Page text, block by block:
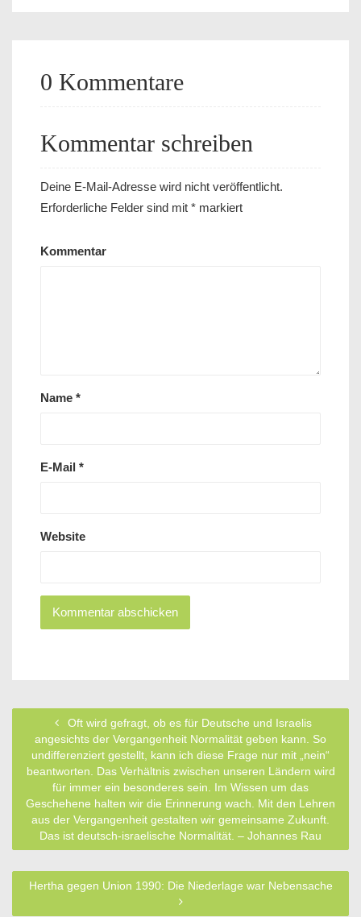
0 Kommentare
Kommentar schreiben
Deine E-Mail-Adresse wird nicht veröffentlicht.
Erforderliche Felder sind mit * markiert
Kommentar
Name *
E-Mail *
Website
Oft wird gefragt, ob es für Deutsche und Israelis
angesichts der Vergangenheit Normalität geben kann. So
undifferenziert gestellt, kann ich diese Frage nur mit „nein“
beantworten. Das Verhältnis zwischen unseren Ländern wird
für immer ein besonderes sein. Im Wissen um das
Geschehene halten wir die Erinnerung wach. Mit den Lehren
aus der Vergangenheit gestalten wir gemeinsame Zukunft.
Das ist deutsch-israelische Normalität. – Johannes Rau
Hertha gegen Union 1990: Die Niederlage war Nebensache